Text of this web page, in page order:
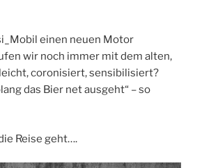
einen neuen Motor
wir noch immer mit dem alten,
coronisiert, sensibilisiert?
das Bier net ausgeht“ – so
Reise geht….